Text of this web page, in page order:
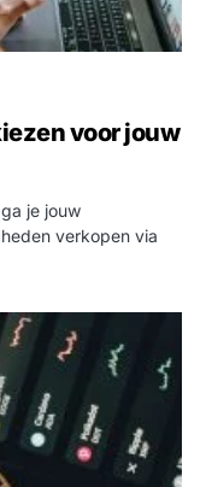
voor jouw
je jouw
verkopen via